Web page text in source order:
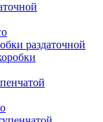
раздаточной